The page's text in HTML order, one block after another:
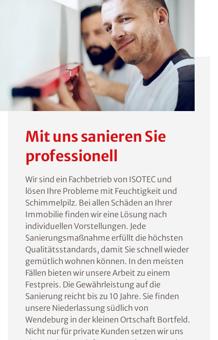
Mit uns sanieren Sie
professionell
Wir sind ein Fachbetrieb von ISOTEC und
lösen Ihre Probleme mit Feuchtigkeit und
Schimmelpilz. Bei allen Schäden an Ihrer
Immobilie finden wir eine Lösung nach
individuellen Vorstellungen. Jede
Sanierungsmaßnahme erfüllt die höchsten
Qualitätsstandards, damit Sie schnell wieder
gemütlich wohnen können. In den meisten
Fällen bieten wir unsere Arbeit zu einem
Festpreis. Die Gewährleistung auf die
Sanierung reicht bis zu 10 Jahre. Sie finden
unsere Niederlassung südlich von
Wendeburg in der kleinen Ortschaft Bortfeld.
Nicht nur für private Kunden setzen wir uns